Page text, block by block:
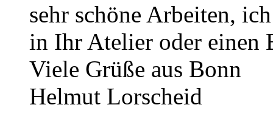
sehr schöne Arbeiten,
in Ihr Atelier oder einen
Viele Grüße aus Bonn
Helmut Lorscheid